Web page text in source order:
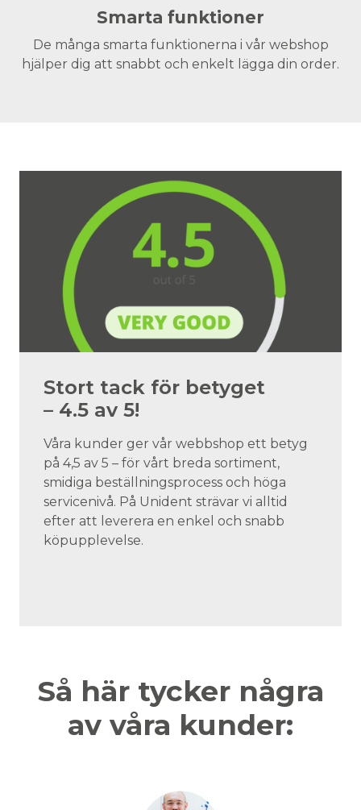
Smarta funktioner
De många smarta funktionerna i vår webshop
hjälper dig att snabbt och enkelt lägga din order.
Stort tack för betyget
– 4.5 av 5!
Våra kunder ger vår webbshop ett betyg
på 4,5 av 5 – för vårt breda sortiment,
smidiga beställningsprocess och höga
servicenivå. På Unident strävar vi alltid
efter att leverera en enkel och snabb
köpupplevelse.
Så här tycker några
av våra kunder: